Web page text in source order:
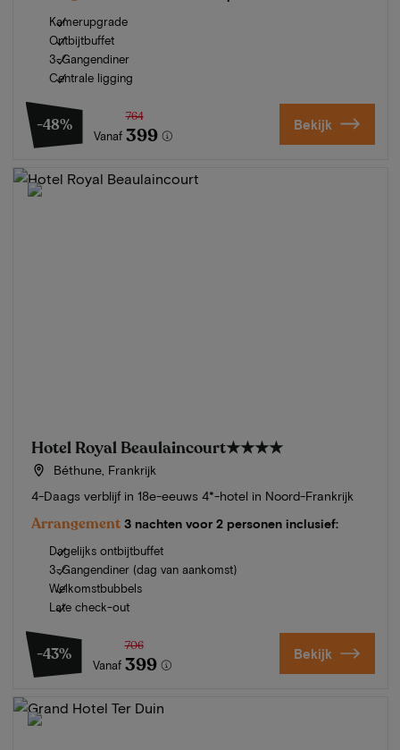
Kamerupgrade
Ontbijtbuffet
3-Gangendiner
Centrale ligging
-48%
Vanaf
764
399 Bekijk
Hotel Royal Beaulaincourt★★★★
Béthune, Frankrijk
4-Daags verblijf in 18e-eeuws 4*-hotel in Noord-Frankrijk
Arrangement 3 nachten voor 2 personen inclusief:
Dagelijks ontbijtbuffet
3-Gangendiner (dag van aankomst)
Welkomstbubbels
Late check-out
-43%
Vanaf
706
399 Bekijk